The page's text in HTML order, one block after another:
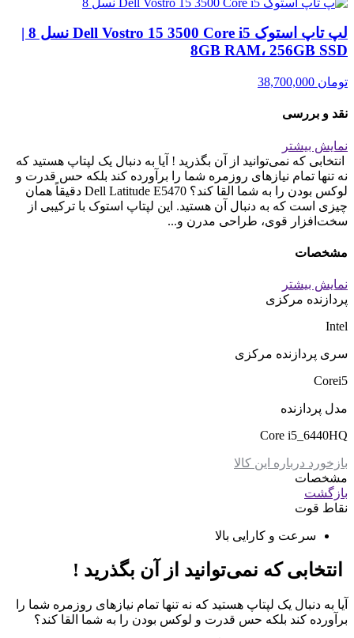
لپ تاپ استوک Dell Vostro 15 3500 Core i5 نسل 8 |
8GB RAM، 256GB SSD
تومان
نقد و بررسی
نمایش بیشتر
انتخابی که نمی‌توانید از آن بگذرید ! آیا به دنبال یک لپتاپ هستید که
نه تنها تمام نیازهای روزمره شما را برآورده کند بلکه حس قدرت و
لوکس بودن را به شما القا کند؟ Dell Latitude E5470 دقیقاً همان
چیزی است که به دنبال آن هستید. این لپتاپ استوک با ترکیبی از
سخت‌افزار قوی، طراحی مدرن و...
مشخصات
نمایش بیشتر
پردازنده مرکزی
Intel
سری پردازنده مرکزی
Corei5
مدل پردازنده
Core i5_6440HQ
بازخورد درباره این کالا
مشخصات
بازگشت
نقاط قوت
سرعت و کارایی بالا
انتخابی که نمی‌توانید از آن بگذرید !
آیا به دنبال یک لپتاپ هستید که نه تنها تمام نیازهای روزمره شما را
برآورده کند بلکه حس قدرت و لوکس بودن را به شما القا کند؟